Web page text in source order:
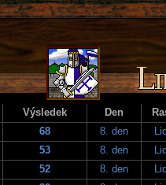
Výsledek Den
68 8. den
53 8. den
52 8. den